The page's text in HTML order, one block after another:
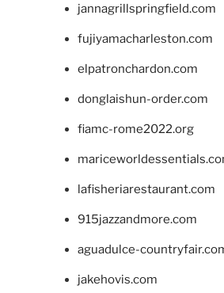
jannagrillspringfield.com
fujiyamacharleston.com
elpatronchardon.com
donglaishun-order.com
fiamc-rome2022.org
lafisheriarestaurant.com
915jazzandmore.com
aguadulce-
jakehovis.com